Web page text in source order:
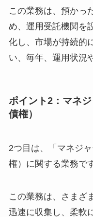
この業務は、預かっ
め、運用受託機関を
化し、市場が持続的
い、毎年、運用状況
ポイント2：マネ
債権）
2つ目は、「マネジ
権）に関する業務で
この業務は、さまざ
迅速に収集し、柔軟